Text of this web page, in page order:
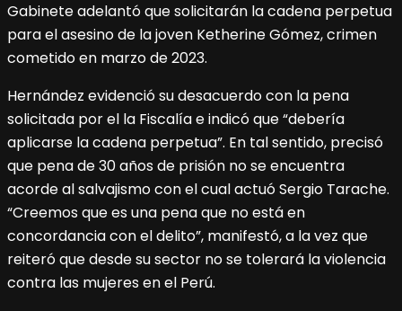
Gabinete adelantó que solicitarán la cadena perpetua
para el asesino de la joven Ketherine Gómez, crimen
cometido en marzo de 2023.
Hernández evidenció su desacuerdo con la pena
solicitada por el la Fiscalía e indicó que “debería
aplicarse la cadena perpetua”. En tal sentido, precisó
que pena de 30 años de prisión no se encuentra
acorde al salvajismo con el cual actuó Sergio Tarache.
“Creemos que es una pena que no está en
concordancia con el delito”, manifestó, a la vez que
reiteró que desde su sector no se tolerará la violencia
contra las mujeres en el Perú.